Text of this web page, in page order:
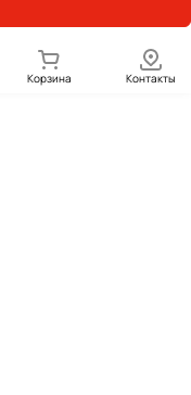
Корзина Контакты